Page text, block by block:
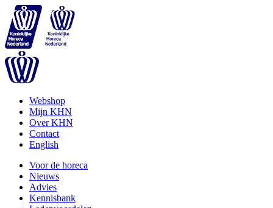
Webshop
Mijn KHN
Over KHN
Contact
English
Voor de horeca
Nieuws
Advies
Kennisbank